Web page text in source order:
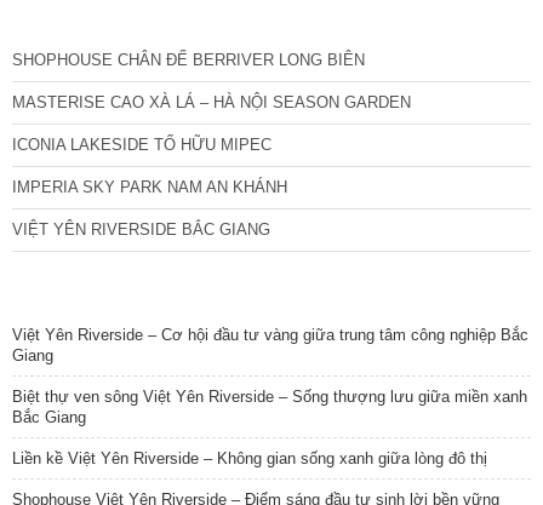
SHOPHOUSE CHÂN ĐẾ BERRIVER LONG BIÊN
MASTERISE CAO XÀ LÁ – HÀ NỘI SEASON GARDEN
ICONIA LAKESIDE TỐ HỮU MIPEC
IMPERIA SKY PARK NAM AN KHÁNH
VIỆT YÊN RIVERSIDE BẮC GIANG
Việt Yên Riverside – Cơ hội đầu tư vàng giữa trung tâm công nghiệp Bắc
Giang
Biệt thự ven sông Việt Yên Riverside – Sống thượng lưu giữa miền xanh
Bắc Giang
Liền kề Việt Yên Riverside – Không gian sống xanh giữa lòng đô thị
Shophouse Việt Yên Riverside – Điểm sáng đầu tư sinh lời bền vững